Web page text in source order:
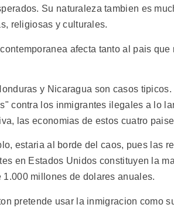
Su naturaleza tambien es
religiosas y culturales.
afecta tanto al pais
y Nicaragua son casos
contra los inmigrantes ilegales a lo
las economias de estos cuatro
estaria al borde del caos, pues las
en Estados Unidos constituyen la
millones de dolares anuales.
pretende usar la inmigracion como